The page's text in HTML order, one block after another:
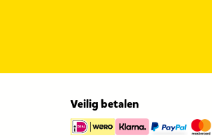
Veilig betalen